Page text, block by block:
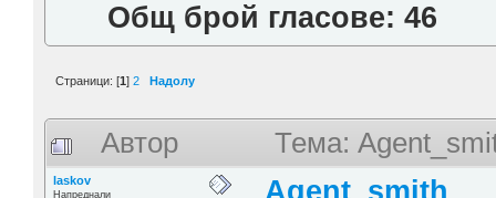
Общ брой гласове: 46
Страници: [1] 2 Надолу
Автор Тема:
laskov
Напреднали